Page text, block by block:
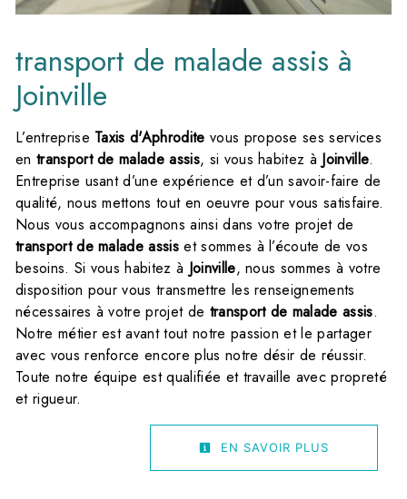
transport de malade assis à
Joinville
L’entreprise Taxis d'Aphrodite vous propose ses services
en transport de malade assis, si vous habitez à Joinville.
Entreprise usant d’une expérience et d’un savoir-faire de
qualité, nous mettons tout en oeuvre pour vous satisfaire.
Nous vous accompagnons ainsi dans votre projet de
transport de malade assis et sommes à l’écoute de vos
besoins. Si vous habitez à Joinville, nous sommes à votre
disposition pour vous transmettre les renseignements
nécessaires à votre projet de transport de malade assis.
Notre métier est avant tout notre passion et le partager
avec vous renforce encore plus notre désir de réussir.
Toute notre équipe est qualifiée et travaille avec propreté
et rigueur.
EN SAVOIR PLUS